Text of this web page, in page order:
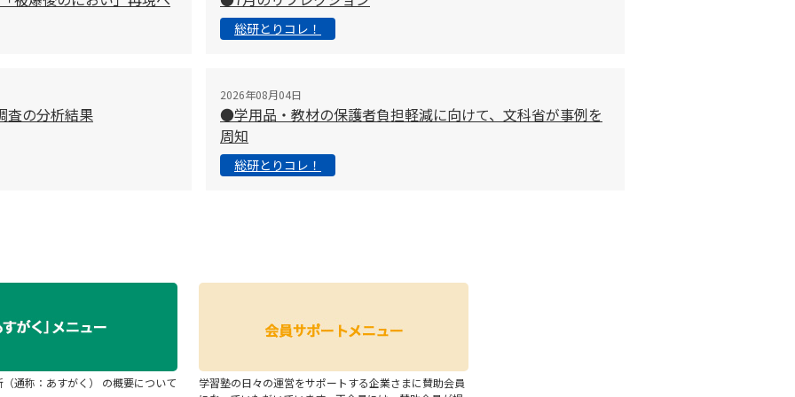
総研とりコレ！
査の分析結果
2026年08月04日
●学用品・教材の保護者負担軽減に向けて、文科省が事例を
周知
総研とりコレ！
通称：あすがく） の概要について
学習塾の日々の運営をサポートする企業さまに賛助会員